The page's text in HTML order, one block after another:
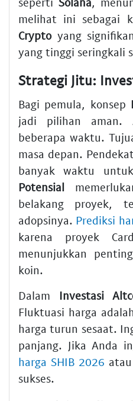
melihat ini sebagai
Cryptoyang
yang tinggi seringkali
Bagi pemula, konsep
jadi pilihan aman.
beberapa waktu.
masa depan.
banyak waktu
Potensial
belakang proyek,
adopsinya. Prediksi
karena proyek
menunjukkan
koin.
Dalam
Investasi
Fluktuasi harga
harga turun sesaat.
panjang. Jika Anda
harga SHIB 2026
sukses.